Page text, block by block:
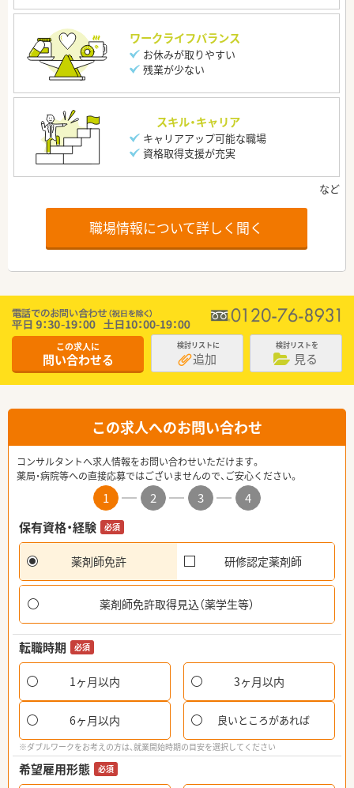
ワークライフバランス
お休みが取りやすい
残業が少ない
スキル・キャリア
キャリアアップ可能な職場
資格取得支援が充実
職場情報について詳しく聞く
この求人に
問い合わせる
検討リストに
追加
検討リストを
見る
この求人へのお問い合わせ
コンサルタントへ求人情報をお問い合わせいただけます。
薬局・病院等への直接応募ではございませんので、ご安心ください。
1 2 3
4
保有資格・経験
必須
薬剤師免許 研修認定薬剤師
薬剤師免許取得見込（薬学生等）
転職時期 必須
1ヶ月以内 3ヶ月以内
6ヶ月以内 良いところがあれば
※ダブルワークをお考えの方は、就業開始時期の目安を選択してください
希望雇用形態 必須